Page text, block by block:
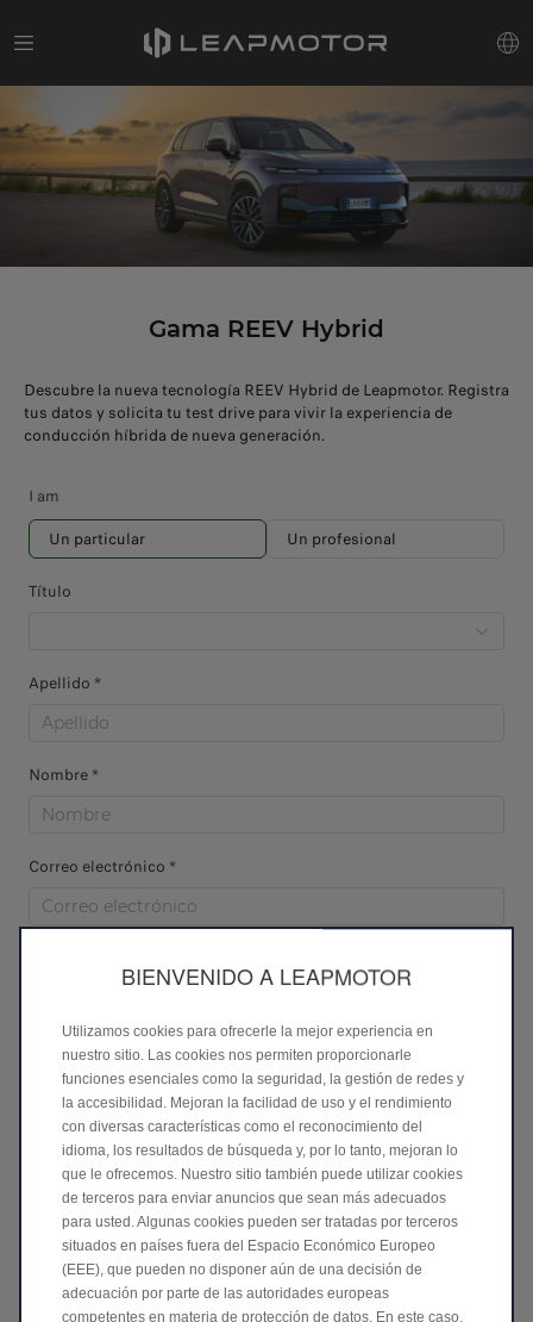
Gama REEV Hybrid
Descubre la nueva tecnología REEV Hybrid de Leapmotor. Registra
tus datos y solicita tu test drive para vivir la experiencia de
conducción híbrida de nueva generación.
I am
Un particular
Un profesional
Título
Apellido *
Nombre *
Correo electrónico *
Código postal *
Elige tu modelo *
Encuentra tu concesionario *
BIENVENIDO A LEAPMOTOR
Utilizamos cookies para ofrecerle la mejor experiencia en
nuestro sitio. Las cookies nos permiten proporcionarle
funciones esenciales como la seguridad, la gestión de redes y
la accesibilidad. Mejoran la facilidad de uso y el rendimiento
con diversas características como el reconocimiento del
idioma, los resultados de búsqueda y, por lo tanto, mejoran lo
que le ofrecemos. Nuestro sitio también puede utilizar cookies
de terceros para enviar anuncios que sean más adecuados
para usted. Algunas cookies pueden ser tratadas por terceros
situados en países fuera del Espacio Económico Europeo
(EEE), que pueden no disponer aún de una decisión de
adecuación por parte de las autoridades europeas
competentes en materia de protección de datos. En este caso,